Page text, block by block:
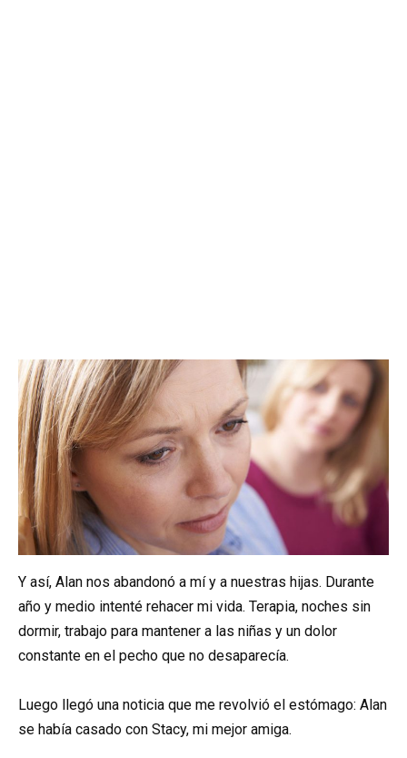
Y así, Alan nos abandonó a mí y a nuestras hijas. Durante
año y medio intenté rehacer mi vida. Terapia, noches sin
dormir, trabajo para mantener a las niñas y un dolor
constante en el pecho que no desaparecía.
Luego llegó una noticia que me revolvió el estómago: Alan
se había casado con Stacy, mi mejor amiga.